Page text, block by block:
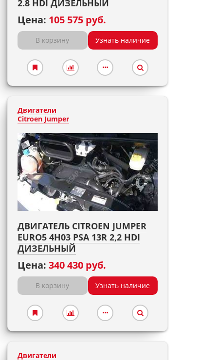
2.8 HDI ДИЗЕЛЬНЫЙ
Цена: 105 575 руб.
В корзину Узнать наличие
Двигатели
Citroen Jumper
ДВИГАТЕЛЬ CITROEN JUMPER
EURO5 4H03 PSA 13R 2,2 HDI
ДИЗЕЛЬНЫЙ
Цена: 340 430 руб.
В корзину Узнать наличие
Двигатели